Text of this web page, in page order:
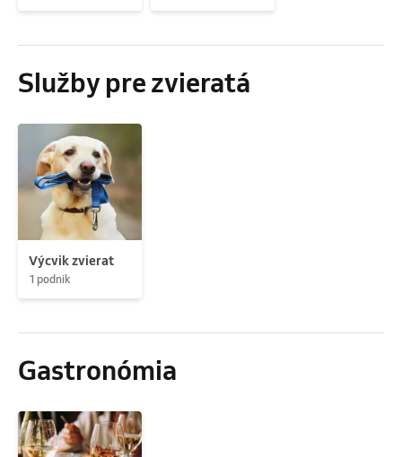
Služby pre zvieratá
Výcvik zvierat
1 podnik
Gastronómia